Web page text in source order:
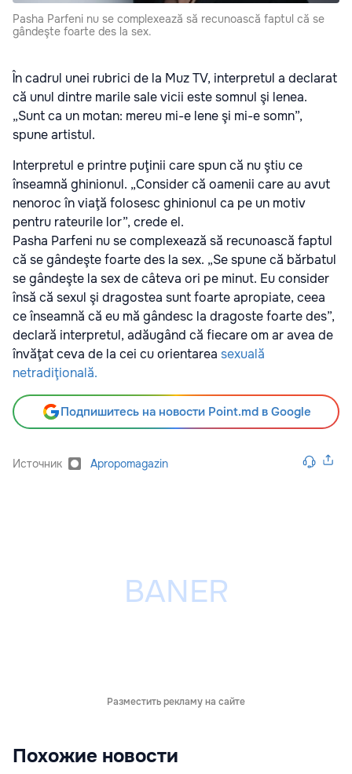
Pasha Parfeni nu se complexează să recunoască faptul că se
gândeşte foarte des la sex.
În cadrul unei rubrici de la Muz TV, interpretul a declarat
că unul dintre marile sale vicii este somnul şi lenea.
„Sunt ca un motan: mereu mi-e lene şi mi-e somn”,
spune artistul.
Interpretul e printre puţinii care spun că nu ştiu ce
înseamnă ghinionul. „Consider că oamenii care au avut
nenoroc în viaţă folosesc ghinionul ca pe un motiv
pentru rateurile lor”, crede el.
Pasha Parfeni nu se complexează să recunoască faptul
că se gândeşte foarte des la sex. „Se spune că bărbatul
se gândeşte la sex de câteva ori pe minut. Eu consider
însă că sexul şi dragostea sunt foarte apropiate, ceea
ce înseamnă că eu mă gândesc la dragoste foarte des”,
declară interpretul, adăugând că fiecare om ar avea de
învăţat ceva de la cei cu orientarea sexuală
netradiţională.
Подпишитесь на новости Point.md в Google
Источник Apropomagazin
Разместить рекламу на сайте
Похожие новости